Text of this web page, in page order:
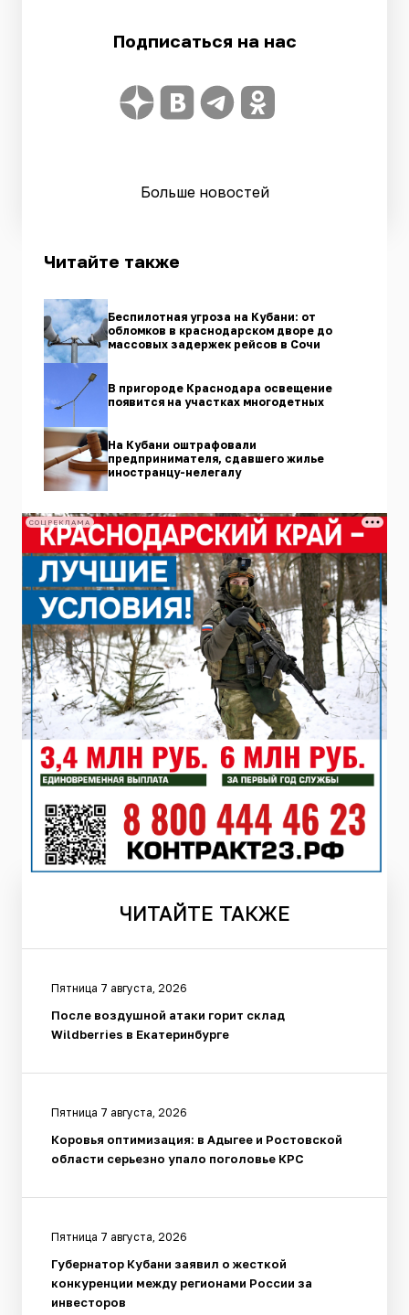
Подписаться на нас
Больше новостей
Читайте также
Беспилотная угроза на Кубани: от
обломков в краснодарском дворе до
массовых задержек рейсов в Сочи
В пригороде Краснодара освещение
появится на участках многодетных
На Кубани оштрафовали
предпринимателя, сдавшего жилье
иностранцу-нелегалу
СОЦРЕКЛАМА
ЧИТАЙТЕ ТАКЖЕ
Пятница 7 августа, 2026
После воздушной атаки горит склад
Wildberries в Екатеринбурге
Пятница 7 августа, 2026
Коровья оптимизация: в Адыгее и Ростовской
области серьезно упало поголовье КРС
Пятница 7 августа, 2026
Губернатор Кубани заявил о жесткой
конкуренции между регионами России за
инвесторов